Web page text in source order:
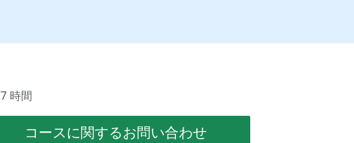
7 時間
コースに関するお問い合わせ